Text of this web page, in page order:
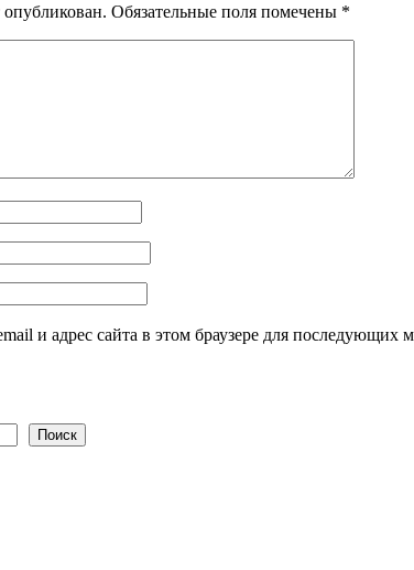
Обязательные поля помечены *
и адрес сайта в этом браузере для последующих
Поиск